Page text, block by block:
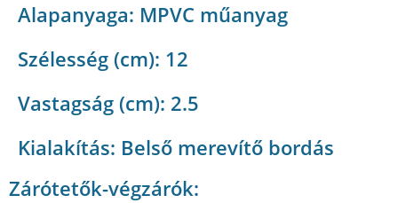
Alapanyaga: MPVC műanyag
Szélesség (cm): 12
Vastagság (cm): 2.5
Kialakítás: Belső merevítő bordás
Zárótetők-végzárók: